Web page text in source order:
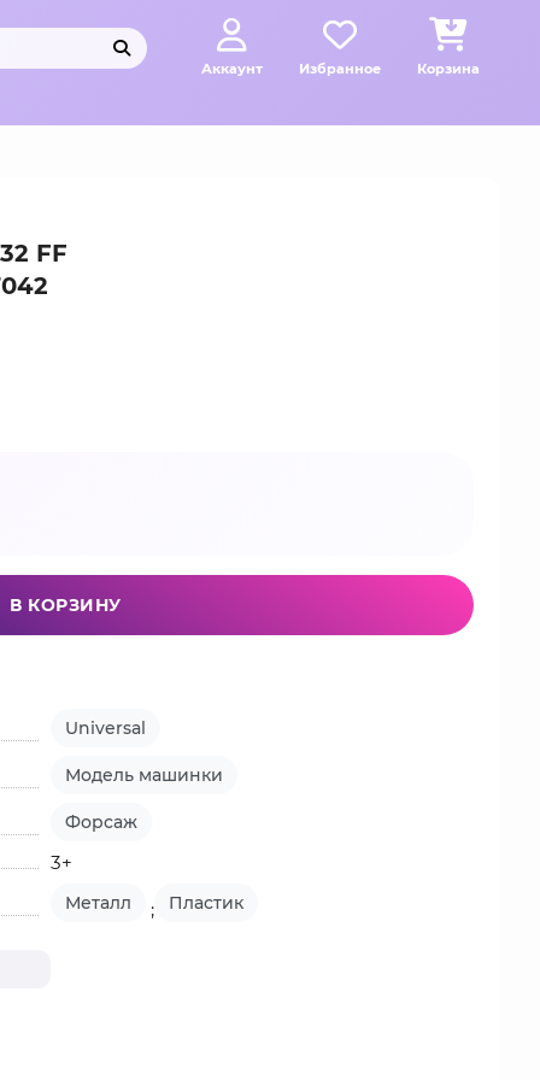
Аккаунт Избранное Корзина
FF
В КОРЗИНУ
Universal
Модель машинки
Форсаж
3+
Металл ; Пластик